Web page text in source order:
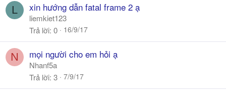
L xin hướng dẫn fatal frame 2 ạ
liemkiet123
Trả lời 0 16/9/17
N mọi người cho em hỏi ạ
Nhanf5a
Trả lời 3 7/9/17